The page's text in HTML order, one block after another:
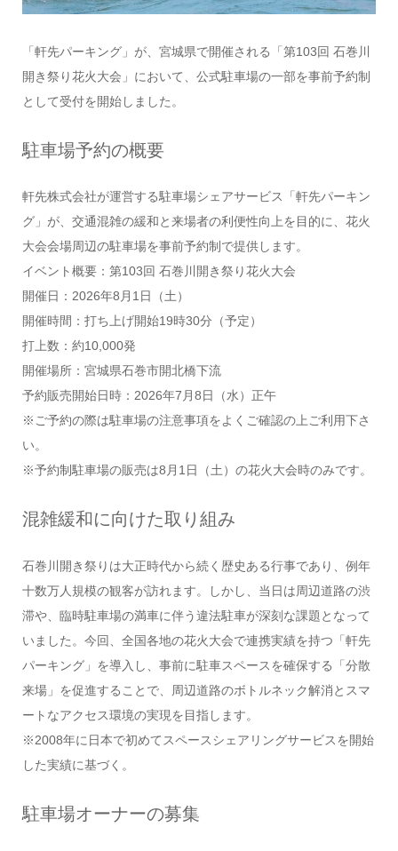
「軒先パーキング」が、宮城県で開催される「第103回 石巻川
開き祭り花火大会」において、公式駐車場の一部を事前予約制
として受付を開始しました。
駐車場予約の概要
軒先株式会社が運営する駐車場シェアサービス「軒先パーキン
グ」が、交通混雑の緩和と来場者の利便性向上を目的に、花火
大会会場周辺の駐車場を事前予約制で提供します。
イベント概要：第103回 石巻川開き祭り花火大会
開催日：2026年8月1日（土）
開催時間：打ち上げ開始19時30分（予定）
打上数：約10,000発
開催場所：宮城県石巻市開北橋下流
予約販売開始日時：2026年7月8日（水）正午
※ご予約の際は駐車場の注意事項をよくご確認の上ご利用下さ
い。
※予約制駐車場の販売は8月1日（土）の花火大会時のみです。
混雑緩和に向けた取り組み
石巻川開き祭りは大正時代から続く歴史ある行事であり、例年
十数万人規模の観客が訪れます。しかし、当日は周辺道路の渋
滞や、臨時駐車場の満車に伴う違法駐車が深刻な課題となって
いました。今回、全国各地の花火大会で連携実績を持つ「軒先
パーキング」を導入し、事前に駐車スペースを確保する「分散
来場」を促進することで、周辺道路のボトルネック解消とスマ
ートなアクセス環境の実現を目指します。
※2008年に日本で初めてスペースシェアリングサービスを開始
した実績に基づく。
駐車場オーナーの募集